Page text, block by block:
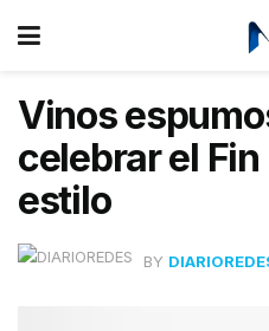
Vinos
celebrar el
estilo
BY